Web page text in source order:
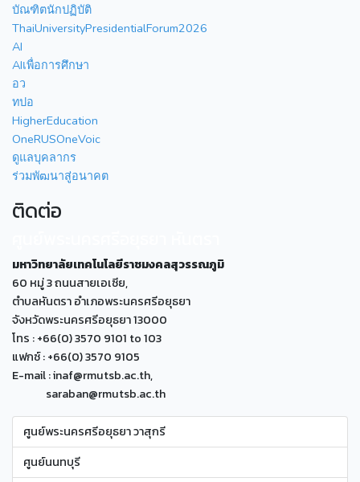
บัณฑิตนักปฏิบัติ
ThaiUniversityPresidentialForum2026
AI
AIเพื่อการศึกษา
อว
ทปอ
HigherEducation
OneRUSOneVoic
ดูแลบุคลากร
ร่วมพัฒนาสู่อนาคต
ติดต่อ
มหาวิทยาลัยเทคโนโลยีราชมงคลสุวรรณภูมิ
60 หมู่ 3 ถนนสายเอเซีย,
ตำบลหันตรา อำเภอพระนครศรีอยุธยา
จังหวัดพระนครศรีอยุธยา 13000
โทร : +66(0) 3570 9101 to 103
แฟกซ์ : +66(0) 3570 9105
E-mail : inaf@rmutsb.ac.th,
saraban@rmutsb.ac.th
ศูนย์พระนครศรีอยุธยา วาสุกรี
ศูนย์นนทบุรี